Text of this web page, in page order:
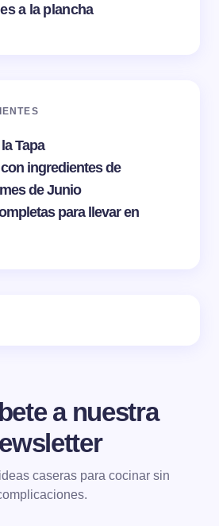
a la plancha
Tapa
ingredientes de
de Junio
para llevar en
a nuestra
caseras para cocinar sin